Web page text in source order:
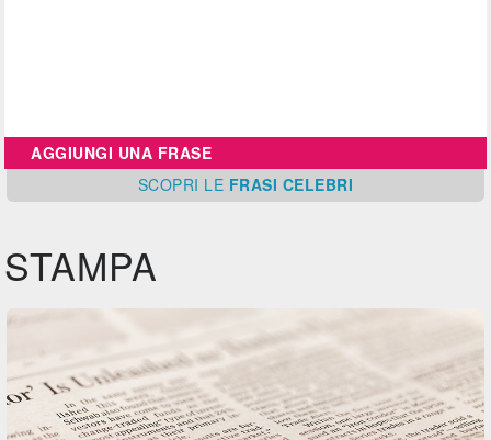
AGGIUNGI UNA FRASE
SCOPRI LE FRASI CELEBRI
STAMPA